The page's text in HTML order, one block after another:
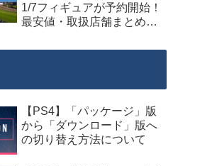
1/7フィギュアが予約開始！
最安値・取扱店舗まとめ
【PS4】「パッケージ」版
から「ダウンロード」版へ
の切り替え方法について